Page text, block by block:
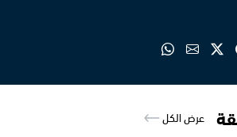
عرض الكل